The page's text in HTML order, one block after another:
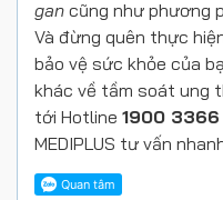
gan cũng như phương
Và đừng quên thực
bảo vệ sức khỏe của
khác về tầm soát ung
tới Hotline 1900 3366
MEDIPLUS tư vấn